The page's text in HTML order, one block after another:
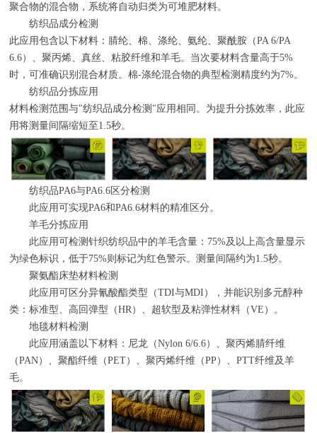
聚合物的混合物，系统将自动归类为可堆肥材料。
纺织品成分检测
此应用包含以下材料：腈纶、棉、涤纶、氨纶、聚酰胺（PA 6/PA
6.6）、聚丙烯、真丝、粘胶纤维和羊毛。当次要材料含量高于5%
时，可准确识别混合材质。棉-涤纶混合物的典型检测精度约为7%。
纺织品分拣应用
材料检测范围与"纺织品成分检测 "应用相同。为提升分拣效率，此应
用将测量间隔缩短至1.5秒。
纺织品PA6与PA6.6 区分检测
此应用可实现PA6和PA6.6材料的精准区分。
羊毛分拣应用
此应用可检测针织纺织品中的羊毛含量： 75%及以上高含量显示
为绿色标识，低于75%则标记为红色警示。测量间隔约为1.5秒。
聚氨酯床垫材料检测
此应用可区分异氰酸酯类型（TDI与MDI ），并能识别多元醇种
类：标准型、高回弹型（HR）、超软型及粘弹性材料（VE ）。
地毯材料检测
此应用涵盖以下材料：尼龙（Nylon 6/6.6）、聚丙烯腈纤维
（PAN）、聚酯纤维（PET）、聚丙烯纤维（PP）、PTT纤维及羊
毛。